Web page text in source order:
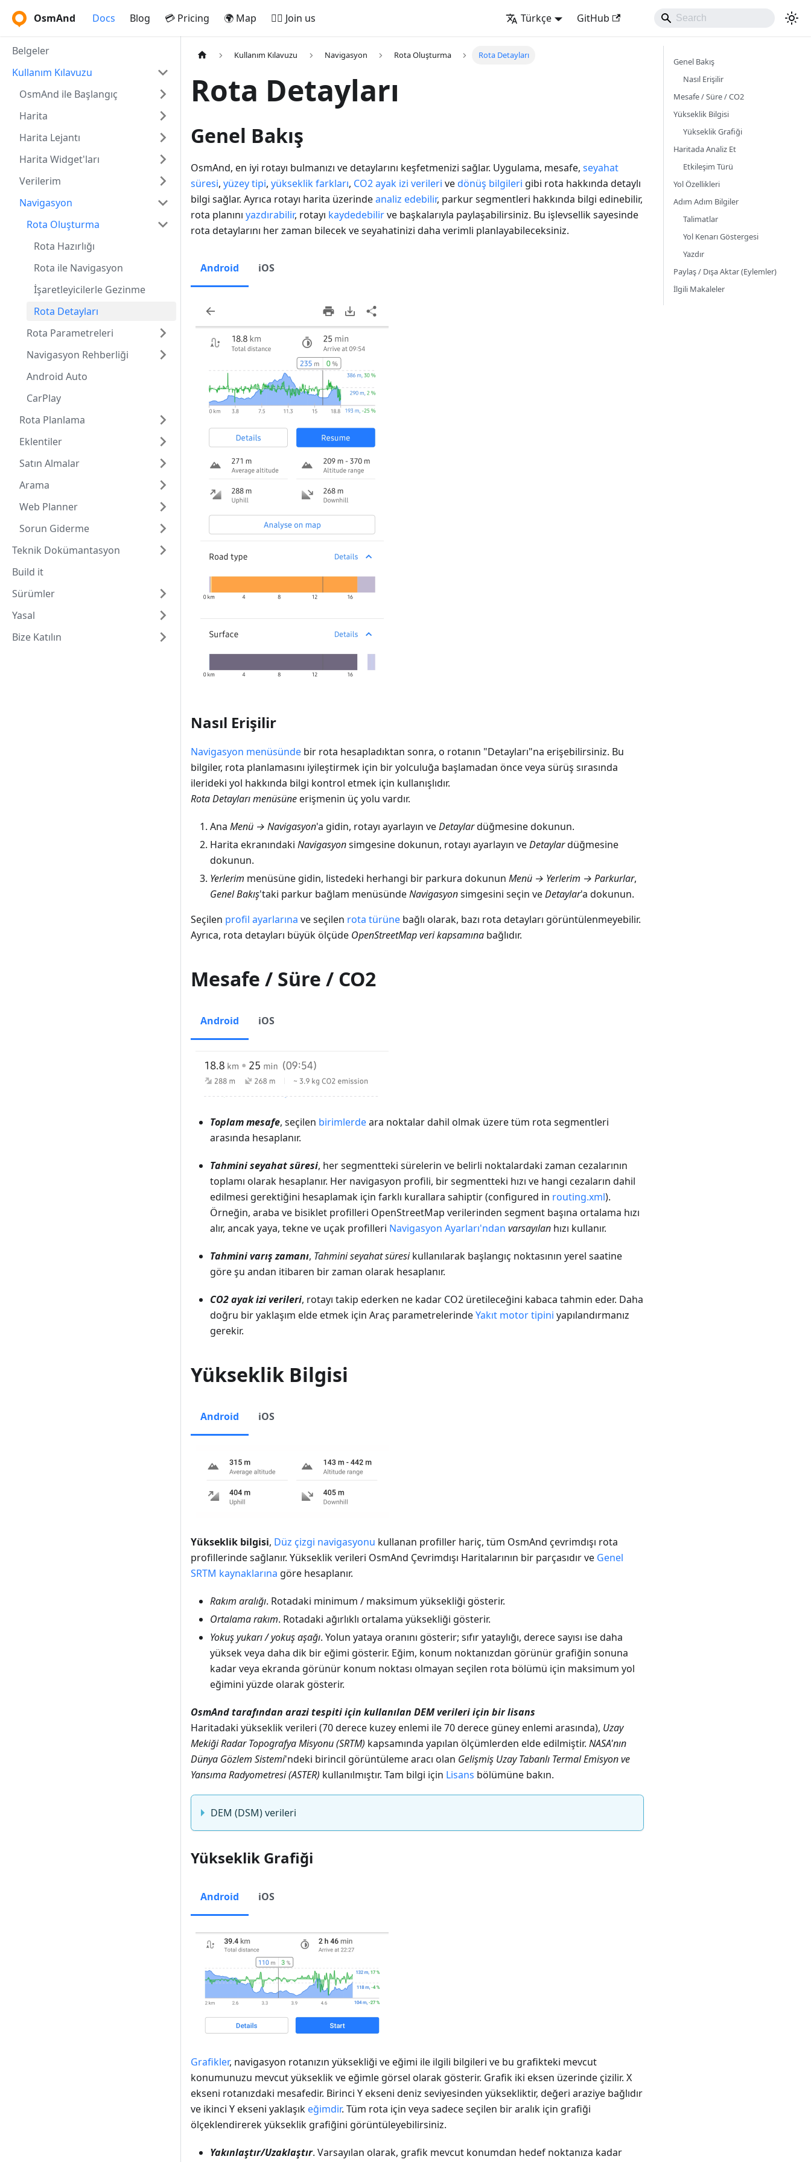
OsmAnd Docs Blog 💳 Pricing 🌍 Map 🚵‍♂️ Join us Türkçe GitHub
Belgeler
Kullanım Kılavuzu
OsmAnd ile Başlangıç
Harita
Harita Lejantı
Harita Widget'ları
Verilerim
Navigasyon
Rota Oluşturma
Rota Hazırlığı
Rota ile Navigasyon
İşaretleyicilerle Gezinme
Rota Detayları
Rota Parametreleri
Navigasyon Rehberliği
Android Auto
CarPlay
Rota Planlama
Eklentiler
Satın Almalar
Arama
Web Planner
Sorun Giderme
Teknik Dokümantasyon
Build it
Sürümler
Yasal
Bize Katılın
Kullanım Kılavuzu Navigasyon Rota Oluşturma Rota Detayları
Rota Detayları
Genel Bakış
OsmAnd, en iyi rotayı bulmanızı ve detaylarını keşfetmenizi sağlar. Uygulama, mesafe, seyahat
süresi, yüzey tipi, yükseklik farkları, CO2 ayak izi verileri vedönüş bilgileri gibi rota hakkında detaylı
bilgi sağlar. Ayrıca rotayı harita üzerindeanaliz edebilir, parkur segmentleri hakkında bilgi edinebilir,
rota planını yazdırabilir, rotayı kaydedebilirve başkalarıyla paylaşabilirsiniz. Bu işlevsellik sayesinde
rota detaylarını her zaman bilecek ve seyahatinizi daha verimli planlayabileceksiniz.
Android iOS
Nasıl Erişilir
Navigasyon menüsünde bir rota hesapladıktan sonra, o rotanın "Detayları"na erişebilirsiniz. Bu
bilgiler, rota planlamasını iyileştirmek için bir yolculuğa başlamadan önce veya sürüş sırasında
ilerideki yol hakkında bilgi kontrol etmek için kullanışlıdır.
Rota Detayları menüsüneerişmenin üç yolu vardır.
Ana Menü → Navigasyon'a gidin, rotayı ayarlayın veDetaylardüğmesine dokunun.
Harita ekranındaki Navigasyonsimgesine dokunun, rotayı ayarlayın veDetaylardüğmesine
dokunun.
Yerlerim menüsüne gidin, listedeki herhangi bir parkura dokunun Menü → Yerlerim → Parkurlar,
Genel Bakış'taki parkur bağlam menüsündeNavigasyonsimgesini seçin veDetaylar'a dokunun.
Seçilen profil ayarlarına ve seçilen rota türüne bağlı olarak, bazı rota detayları görüntülenmeyebilir.
Ayrıca, rota detayları büyük ölçüde OpenStreetMap veri kapsamına bağlıdır.
Mesafe / Süre / CO2
Android iOS
Toplam mesafe, seçilen birimlerdeara noktalar dahil olmak üzere tüm rota segmentleri
arasında hesaplanır.
Tahmini seyahat süresi, her segmentteki sürelerin ve belirli noktalardaki zaman cezalarının
toplamı olarak hesaplanır. Her navigasyon profili, bir segmentteki hızı ve hangi cezaların dahil
edilmesi gerektiğini hesaplamak için farklı kurallara sahiptir (configured in routing.xml).
Örneğin, araba ve bisiklet profilleri OpenStreetMap verilerinden segment başına ortalama hızı
alır, ancak yaya, tekne ve uçak profilleri Navigasyon Ayarları'ndan varsayılan hızı kullanır.
Tahmini varış zamanı, Tahmini seyahat süresikullanılarak başlangıç noktasının yerel saatine
göre şu andan itibaren bir zaman olarak hesaplanır.
CO2 ayak izi verileri, rotayı takip ederken ne kadar CO2 üretileceğini kabaca tahmin eder. Daha
doğru bir yaklaşım elde etmek için Araç parametrelerindeYakıt motor tipini yapılandırmanız
gerekir.
Yükseklik Bilgisi
Android iOS
Yükseklik bilgisi, Düz çizgi navigasyonu kullanan profiller hariç, tüm OsmAnd çevrimdışı rota
profillerinde sağlanır. Yükseklik verileri OsmAnd Çevrimdışı Haritalarının bir parçasıdır ve Genel
SRTM kaynaklarına göre hesaplanır.
Rakım aralığı. Rotadaki minimum / maksimum yüksekliği gösterir.
Ortalama rakım. Rotadaki ağırlıklı ortalama yüksekliği gösterir.
Yokuş yukarı / yokuş aşağı. Yolun yataya oranını gösterir; sıfır yataylığı, derece sayısı ise daha
yüksek veya daha dik bir eğimi gösterir. Eğim, konum noktanızdan görünür grafiğin sonuna
kadar veya ekranda görünür konum noktası olmayan seçilen rota bölümü için maksimum yol
eğimini yüzde olarak gösterir.
OsmAnd tarafından arazi tespiti için kullanılan DEM verileri için bir lisans
Haritadaki yükseklik verileri (70 derece kuzey enlemi ile 70 derece güney enlemi arasında), Uzay
Mekiği Radar Topografya Misyonu (SRTM) kapsamında yapılan ölçümlerden elde edilmiştir. NASA'nın
Dünya Gözlem Sistemi'ndeki birincil görüntüleme aracı olan Gelişmiş Uzay Tabanlı Termal Emisyon ve
Yansıma Radyometresi (ASTER) kullanılmıştır. Tam bilgi için Lisans bölümüne bakın.
DEM (DSM) verileri
Yükseklik Grafiği
Android iOS
Grafikler, navigasyon rotanızın yüksekliği ve eğimi ile ilgili bilgileri ve bu grafikteki mevcut
konumunuzu mevcut yükseklik ve eğimle görsel olarak gösterir. Grafik iki eksen üzerinde çizilir. X
ekseni rotanızdaki mesafedir. Birinci Y ekseni deniz seviyesinden yüksekliktir, değeri araziye bağlıdır
ve ikinci Y ekseni yaklaşık eğimdir. Tüm rota için veya sadece seçilen bir aralık için grafiği
ölçeklendirerek yükseklik grafiğini görüntüleyebilirsiniz.
Yakınlaştır/Uzaklaştır. Varsayılan olarak, grafik mevcut konumdan hedef noktanıza kadar
Genel Bakış
Nasıl Erişilir
Mesafe / Süre / CO2
Yükseklik Bilgisi
Yükseklik Grafiği
Haritada Analiz Et
Etkileşim Türü
Yol Özellikleri
Adım Adım Bilgiler
Talimatlar
Yol Kenarı Göstergesi
Yazdır
Paylaş / Dışa Aktar (Eylemler)
İlgili Makaleler